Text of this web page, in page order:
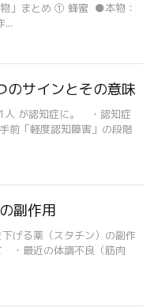
」まとめ ① 蜂蜜 ●本物：
のサインとその意味
人 が認知症に。 ・認知症
前「軽度認知障害」の段階
副作用
げる薬（スタチン）の副作
・最近の体調不良（筋肉